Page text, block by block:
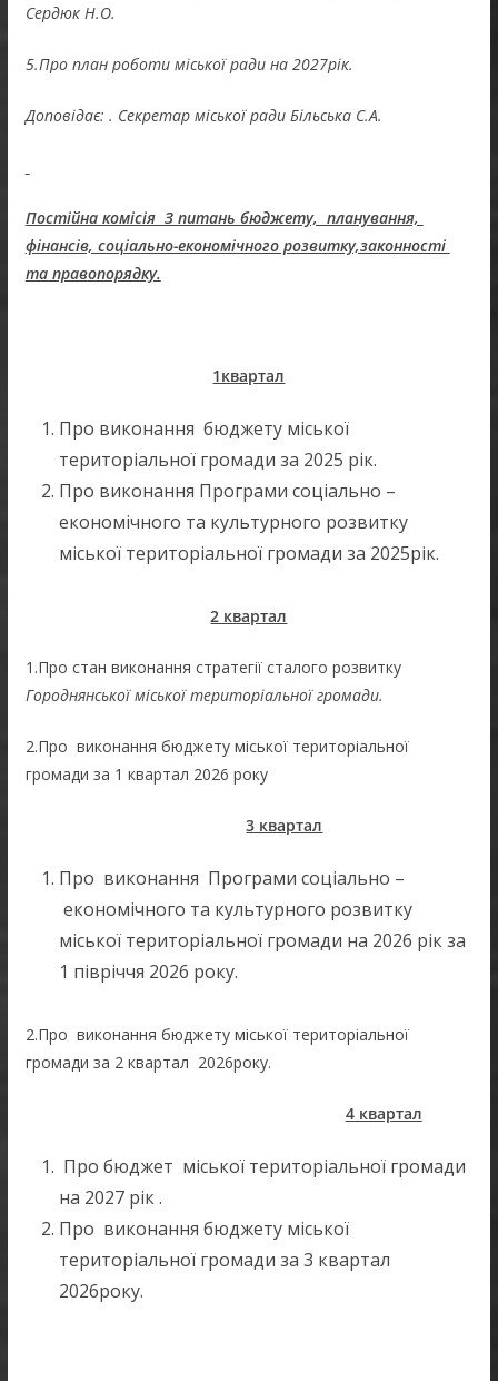
Сердюк Н.О.
5.Про план роботи міської ради на 2027рік.
Доповідає: . Секретар міської ради Більська С.А.
Постійна комісія З питань бюджету, планування,
фінансів, соціально-економічного розвитку,законності
та правопорядку.
1квартал
Про виконання бюджету міської
територіальної громади за 2025 рік.
Про виконання Програми соціально –
економічного та культурного розвитку
міської територіальної громади за 2025рік.
2 квартал
1.Про стан виконання стратегії сталого розвитку
Городнянської міської територіальної громади.
2.Про виконання бюджету міської територіальної
громади за 1 квартал 2026 року
3 квартал
Про виконання Програми соціально –
економічного та культурного розвитку
міської територіальної громади на 2026 рік за
1 півріччя 2026 року.
2.Про виконання бюджету міської територіальної
громади за 2 квартал 2026року.
4 квартал
Про бюджет міської територіальної громади
на 2027 рік .
Про виконання бюджету міської
територіальної громади за 3 квартал
2026року.